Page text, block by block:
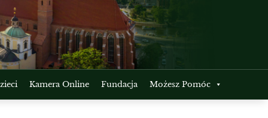
Kamera Online Fundacja Możesz Pomóc